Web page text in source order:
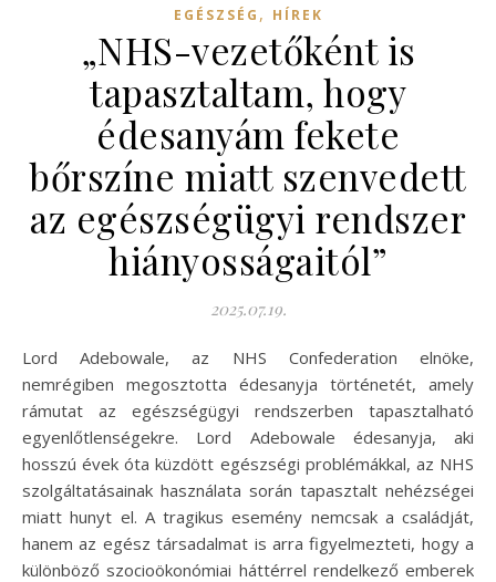
EGÉSZSÉG , HÍREK
„NHS-vezetőként is
tapasztaltam, hogy
édesanyám fekete
bőrszíne miatt szenvedett
az egészségügyi rendszer
hiányosságaitól”
2025.07.19.
Lord Adebowale, az NHS Confederation elnöke,
nemrégiben megosztotta édesanyja történetét, amely
rámutat az egészségügyi rendszerben tapasztalható
egyenlőtlenségekre. Lord Adebowale édesanyja, aki
hosszú évek óta küzdött egészségi problémákkal, az NHS
szolgáltatásainak használata során tapasztalt nehézségei
miatt hunyt el. A tragikus esemény nemcsak a családját,
hanem az egész társadalmat is arra figyelmezteti, hogy a
különböző szocioökonómiai háttérrel rendelkező emberek